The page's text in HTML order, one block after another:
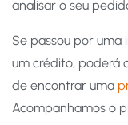
analisar o seu
Se passou por
um crédito, poderá
de encontrar uma
Acompanhamos o